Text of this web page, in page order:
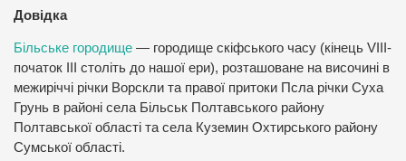
Довідка
Більське городище — городище скіфського часу (кінець VIII-
початок III століть до нашої ери), розташоване на височині в
межиріччі річки Ворскли та правої притоки Псла річки Суха
Грунь в районі села Більськ Полтавського району
Полтавської області та села Куземин Охтирського району
Сумської області.